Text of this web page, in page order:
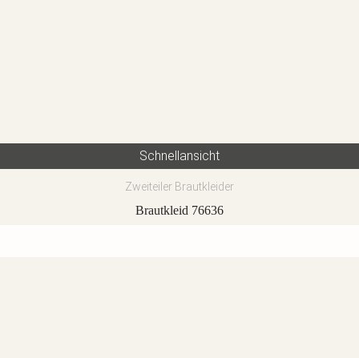
Schnellansicht
Zweiteiler Brautkleider
Brautkleid 76636